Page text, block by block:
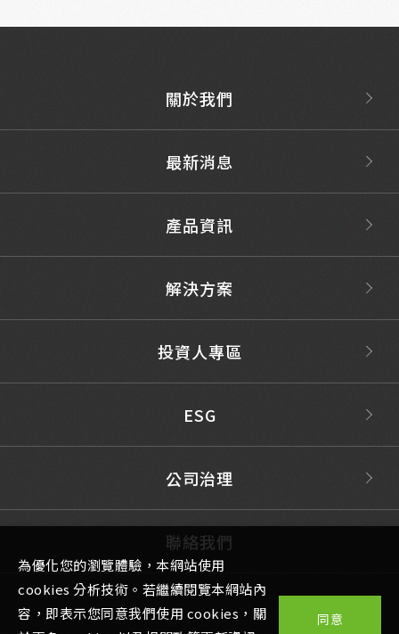
關於我們
最新消息
產品資訊
解決方案
投資人專區
ESG
公司治理
聯絡我們
為優化您的瀏覽體驗，本網站使用
cookies 分析技術。若繼續閱覽本網站內
容，即表示您同意我們使用 cookies，關
同意